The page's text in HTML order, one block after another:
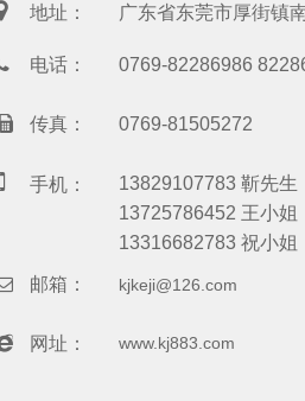
地址： 广东省东莞市厚街镇
电话： 0769-82286986
传真： 0769-81505272
手机：
13829107783 靳先生
13725786452 王小姐
13316682783 祝小姐
邮箱： kjkeji@126.com
网址： www.kj883.com